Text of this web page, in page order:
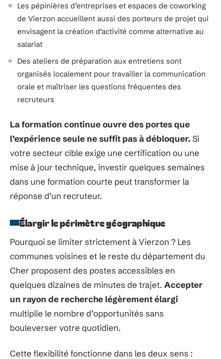
Les pépinières d’entreprises et espaces de coworking
de Vierzon accueillent aussi des porteurs de projet qui
envisagent la création d’activité comme alternative au
salariat
Des ateliers de préparation aux entretiens sont
organisés localement pour travailler la communication
orale et maîtriser les questions fréquentes des
recruteurs
La formation continue ouvre des portes que
l’expérience seule ne suffit pas à débloquer.Si
votre secteur cible exige une certification ou une
mise à jour technique, investir quelques semaines
dans une formation courte peut transformer la
réponse d’un recruteur.
Élargir le périmètre géographique
Pourquoi se limiter strictement à Vierzon ? Les
communes voisines et le reste du département du
Cher proposent des postes accessibles en
quelques dizaines de minutes de trajet. Accepter
un rayon de recherche légèrement élargi
multiplie le nombre d’opportunités sans
bouleverser votre quotidien.
Cette flexibilité fonctionne dans les deux sens :